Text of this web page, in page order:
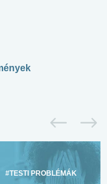
#TESTI PROBLÉMÁK